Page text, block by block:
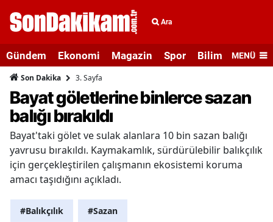
Ara
Gündem Ekonomi Magazin Spor Bilim veMENÜ
Son Dakika 3. Sayfa
Bayat göletlerine binlerce sazan
balığı bırakıldı
Bayat'taki gölet ve sulak alanlara 10 bin sazan balığı
yavrusu bırakıldı. Kaymakamlık, sürdürülebilir balıkçılık
için gerçekleştirilen çalışmanın ekosistemi koruma
amacı taşıdığını açıkladı.
#Balıkçılık #Sazan